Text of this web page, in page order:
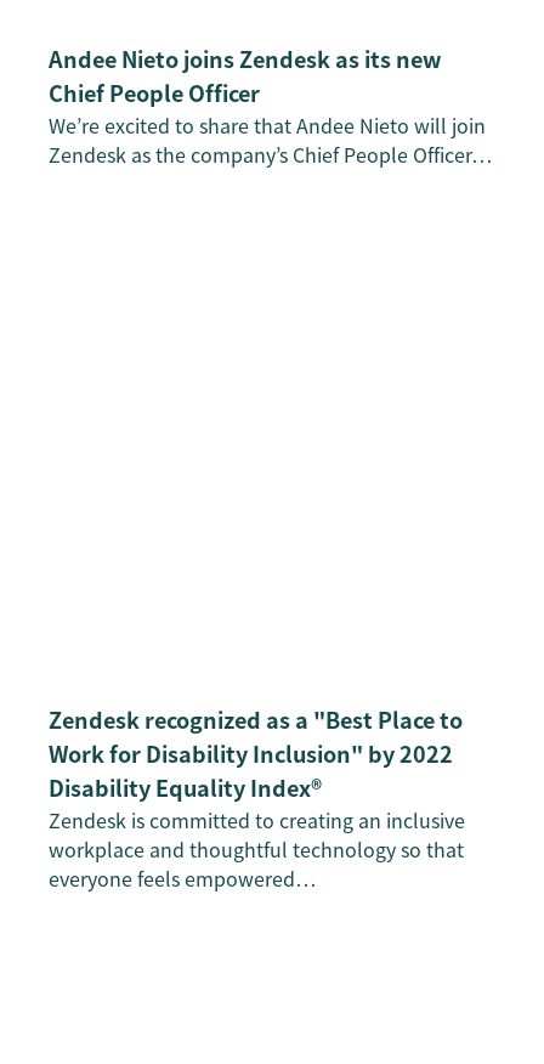
Andee Nieto joins Zendesk as its new
Chief People Officer
We’re excited to share that Andee Nieto will join
Zendesk as the company’s Chief People Officer…
Zendesk recognized as a "Best Place to
Work for Disability Inclusion" by 2022
Disability Equality Index®
Zendesk is committed to creating an inclusive
workplace and thoughtful technology so that
everyone feels empowered…